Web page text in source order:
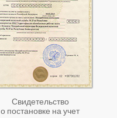
Свидетельство
о постановке на учет